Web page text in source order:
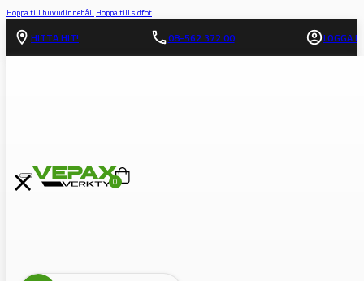
Hoppa till huvudinnehåll Hoppa till sidfot
HITTA HIT! 08-562 372 00 LOGGA IN
0